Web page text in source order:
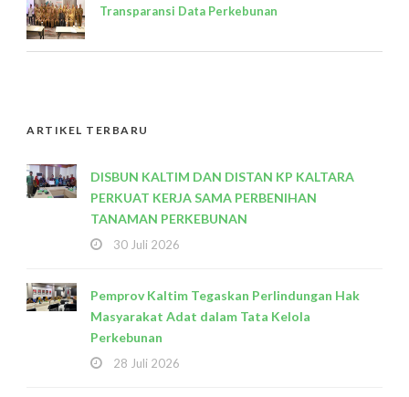
Transparansi Data Perkebunan
ARTIKEL TERBARU
DISBUN KALTIM DAN DISTAN KP KALTARA
PERKUAT KERJA SAMA PERBENIHAN
TANAMAN PERKEBUNAN
30 Juli 2026
Pemprov Kaltim Tegaskan Perlindungan Hak
Masyarakat Adat dalam Tata Kelola
Perkebunan
28 Juli 2026